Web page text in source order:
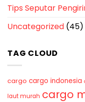
Tips Seputar
Uncategorized (45)
TAG CLOUD
cargo cargo indonesia
laut murah cargo